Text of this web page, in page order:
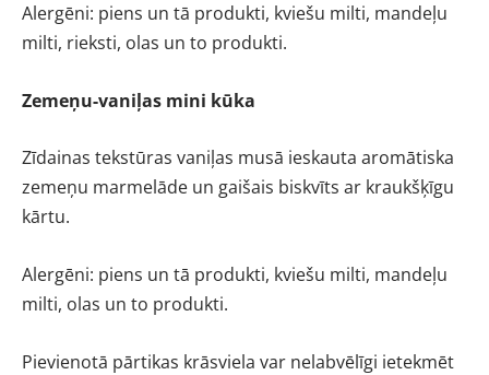
Alergēni: piens un tā produkti, kviešu milti, mandeļu
milti, rieksti, olas un to produkti.
Zemeņu-vaniļas mini kūka
Zīdainas tekstūras vaniļas musā ieskauta aromātiska
zemeņu marmelāde un gaišais biskvīts ar kraukšķīgu
kārtu.
Alergēni: piens un tā produkti, kviešu milti, mandeļu
milti, olas un to produkti.
Pievienotā pārtikas krāsviela var nelabvēlīgi ietekmēt